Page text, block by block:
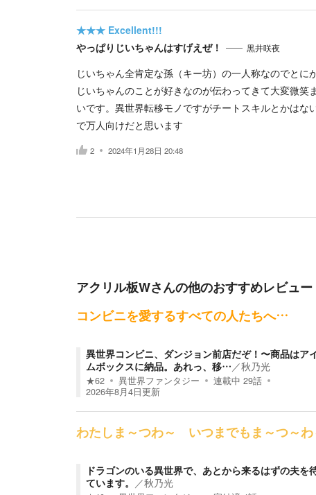
★★★ Excellent!!!
やっぱりじいちゃんはすげえぜ！
黒井咲夜
じいちゃん全肯定な孫（キー坊）の一人称なのでとに
じいちゃんのことが好きなのが伝わってきて大変微笑
いです。異世界転移モノですがチートスキルとかはな
で万人向けだと思います
2 2024年1月28日 20:48
アクリル板Wさんの他のおすすめレビュー
コンビニを愛するすべての人たちへ…
異世界コンビニ、ダンジョン前店だぞ！〜商品はア
ムボックスに納品。あれっ、移…／秋乃光
★62 異世界ファンタジー 連載中 29話
2026年8月4日更新
わたしま～つわ～ いつまでもま～つ～わ
ドラゴンのいる異世界で、あとから来るはずの夫を
ています。 ／秋乃光